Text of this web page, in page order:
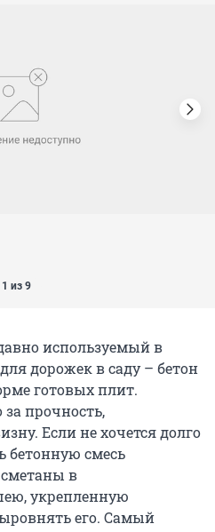
1 из 9
используемый в
дорожек в саду – бетон
готовых плит.
прочность,
Если не хочется долго
бетонную смесь
в
укрепленную
его. Самый